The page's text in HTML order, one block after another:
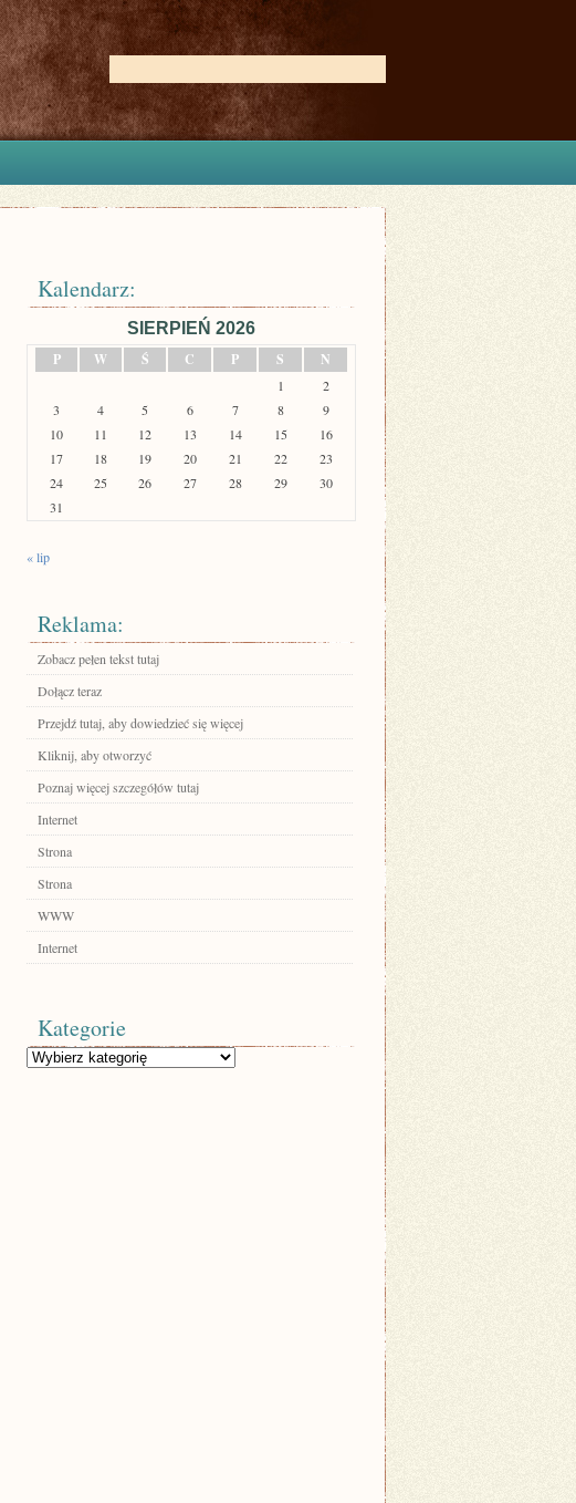
Kalendarz:
SIERPIEŃ 2026
P
W Ś C P S N
1
2
3
4 5 6 7 8
9
10
11 12 13 14 15
16
17
18 19 20 21 22
23
24
25 26 27 28 29
30
31
« lip
Reklama:
Zobacz pełen tekst tutaj
Dołącz teraz
Przejdź tutaj, aby dowiedzieć się więcej
Kliknij, aby otworzyć
Poznaj więcej szczegółów tutaj
Internet
Strona
Strona
WWW
Internet
Kategorie
Kategorie